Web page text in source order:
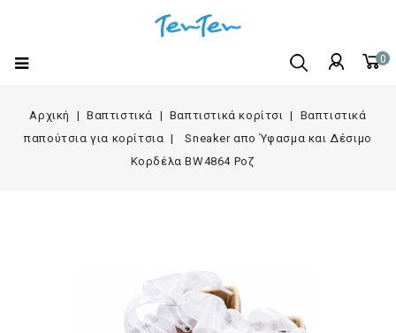
0
Αρχική Βαπτιστικά Βαπτιστικά κορίτσι
Βαπτιστικά
παπούτσια για κορίτσια
Sneaker απο Ύφασμα και Δέσιμο
Κορδέλα BW4864 Ροζ